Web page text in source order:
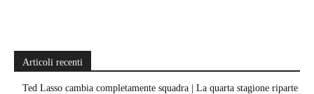
Articoli recenti
Ted Lasso cambia completamente squadra | La quarta stagione riparte